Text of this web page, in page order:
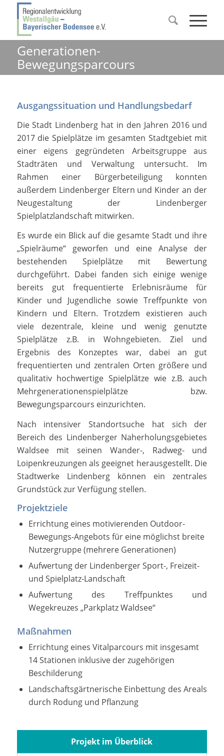
Generationen-
Bewegungsparcours
Ausgangssituation und Handlungsbedarf
Die Stadt Lindenberg hat in den Jahren 2016 und
2017 die Spielplätze im gesamten Stadtgebiet mit
einer eigens gegründeten Arbeitsgruppe aus
Stadträten und Verwaltung untersucht. Im
Rahmen einer Bürgerbeteiligung konnten
außerdem Lindenberger Eltern und Kinder an der
Neugestaltung der Lindenberger
Spielplatzlandschaft mitwirken.
Es wurde ein Blick auf die gesamte Stadt und ihre
„Spielräume“ geworfen und eine Analyse der
bestehenden Spielplätze mit Bewertung
durchgeführt. Dabei fanden sich einige wenige
bereits gut frequentierte Erlebnisräume für
Kinder und Jugendliche sowie Treffpunkte von
Kindern und Eltern. Trotzdem existieren auch
viele dezentrale, kleine und wenig genutzte
Spielplätze z.B. in Wohngebieten. Ziel und
Ergebnis des Konzeptes war, dabei an gut
frequentierten und zentralen Orten größere und
qualitativ hochwertige Spielplätze wie z.B. auch
Mehrgenerationenspielplätze bzw.
Bewegungsparcours einzurichten.
Nach intensiver Standortsuche hat sich der
Bereich des Lindenberger Naherholungsgebietes
Waldsee mit seinen Wander-, Radweg- und
Loipenkreuzungen als geeignet herausgestellt. Die
Stadtwerke Lindenberg können ein zentrales
Grundstück zur Verfügung stellen.
Projektziele
Errichtung eines motivierenden Outdoor-
Bewegungs-Angebots für eine möglichst breite
Nutzergruppe (mehrere Generationen)
Aufwertung der Lindenberger Sport-, Freizeit-
und Spielplatz-Landschaft
Aufwertung des Treffpunktes und
Wegekreuzes „Parkplatz Waldsee“
Maßnahmen
Errichtung eines Vitalparcours mit insgesamt
14 Stationen inklusive der zugehörigen
Beschilderung
Landschaftsgärtnerische Einbettung des Areals
durch Rodung und Pflanzung
Projekt im Überblick